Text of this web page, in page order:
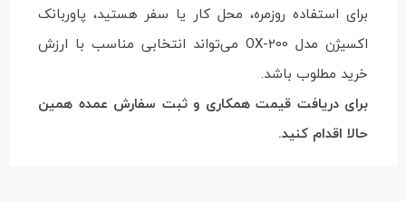
برای استفاده روزمره، محل کار یا سفر هستید، پاوربانک
اکسیژن مدل OX-200 می‌تواند انتخابی مناسب با ارزش
خرید مطلوب باشد.
برای دریافت قیمت همکاری و ثبت سفارش عمده همین
حالا اقدام کنید.